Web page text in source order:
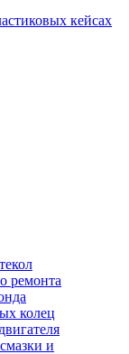
кейсах
ремонта
колец
и